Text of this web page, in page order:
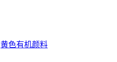
黄色有机颜料